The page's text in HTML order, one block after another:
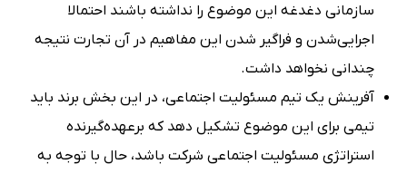
سازمانی دغدغه این موضوع را نداشته باشند احتمالا
اجرایی‌شدن و فراگیر شدن این مفاهیم در آن تجارت نتیجه
چندانی نخواهد داشت.
آفرینش یک تیم مسئولیت اجتماعی، در این بخش برند باید
تیمی برای این موضوع تشکیل دهد که برعهده‌گیرنده
استراتژی مسئولیت اجتماعی شرکت باشد، حال با توجه به